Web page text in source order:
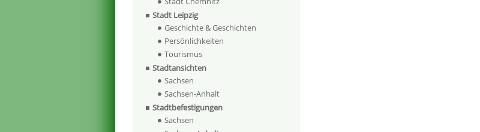
Stadt Leipzig
Geschichte & Geschichten
Persönlichkeiten
Tourismus
Stadtansichten
Sachsen
Sachsen-Anhalt
Stadtbefestigungen
Sachsen